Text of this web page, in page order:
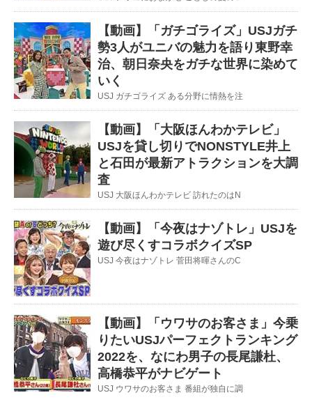
【動画】「ガチゴライズ」USJガチ
勢3人がユニバの魅力を語り東野幸
治、朝日奈央をガチな世界に染めて
いく
USJ ガチゴライズ ある分野に情熱を注
【動画】「大阪ほんわかテレビ」
USJを貸し切りでNONSTYLE井上
と石田が最新アトラクションを大調
査
USJ 大阪ほんわかテレビ 訪れたのはN
【動画】「今夜はナゾトレ」USJを
遊び尽くすコラボクイズSP
USJ 今夜はナゾトレ 菅田将暉さんのC
【動画】「ウワサのお客さま」今乗
りたいUSJパーフェクトランキング
2022を、なにわ男子の長尾謙杜、
高橋恭平がナビゲート
USJ ウワサのお客さま 番組が独自に調